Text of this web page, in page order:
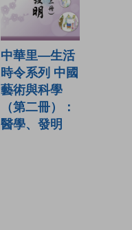
中華里—生活
時令系列 中國
藝術與科學
（第二冊）：
醫學、發明